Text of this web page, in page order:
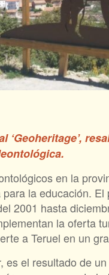
en la
la educación.
2001 hasta
la oferta
a Teruel en un
, es el resultado de